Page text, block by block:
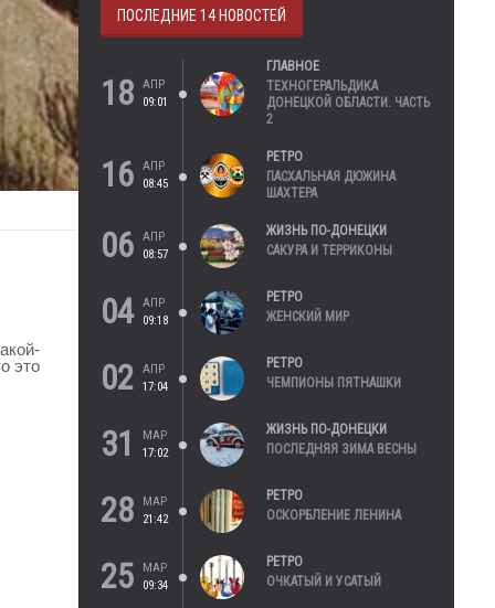
это
ПОСЛЕДНИЕ 14 НОВОСТЕЙ
18
АПР
09:01
ГЛАВНОЕ
ТЕХНОГЕРАЛЬДИКА
ДОНЕЦКОЙ ОБЛАСТИ. ЧАСТЬ
2
16
АПР
08:45
РЕТРО
ПАСХАЛЬНАЯ ДЮЖИНА
ШАХТЕРА
06
АПР
08:57
ЖИЗНЬ ПО-ДОНЕЦКИ
САКУРА И ТЕРРИКОНЫ
04
АПР
09:18
РЕТРО
ЖЕНСКИЙ МИР
02
АПР
17:04
РЕТРО
ЧЕМПИОНЫ ПЯТНАШКИ
31
МАР
17:02
ЖИЗНЬ ПО-ДОНЕЦКИ
ПОСЛЕДНЯЯ ЗИМА ВЕСНЫ
28
МАР
21:42
РЕТРО
ОСКОРБЛЕНИЕ ЛЕНИНА
25
МАР
09:34
РЕТРО
ОЧКАТЫЙ И УСАТЫЙ